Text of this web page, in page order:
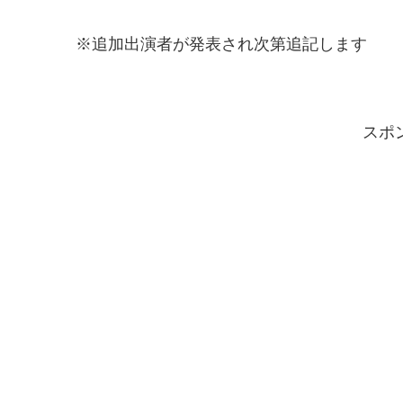
※追加出演者が発表され次第追記します
スポ